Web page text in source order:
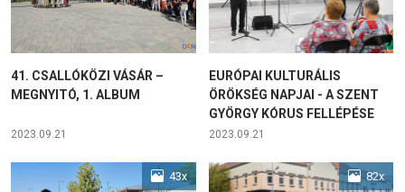
41. CSALLÓKÖZI VÁSÁR –
MEGNYITÓ, 1. ALBUM
2023.09.21
EURÓPAI KULTURÁLIS
ÖRÖKSÉG NAPJAI - A SZENT
GYÖRGY KÓRUS FELLÉPÉSE
2023.09.21
43x 82x